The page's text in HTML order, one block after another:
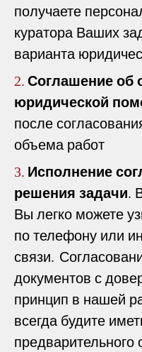
получаете
куратора Ваших
варианта
2. Соглашение об
юридической
после
объема работ
3. Исполнение
решения задачи.
Вы легко можете
по телефону или
связи.
документов с
принцип в нашей
всегда будите
предварительного